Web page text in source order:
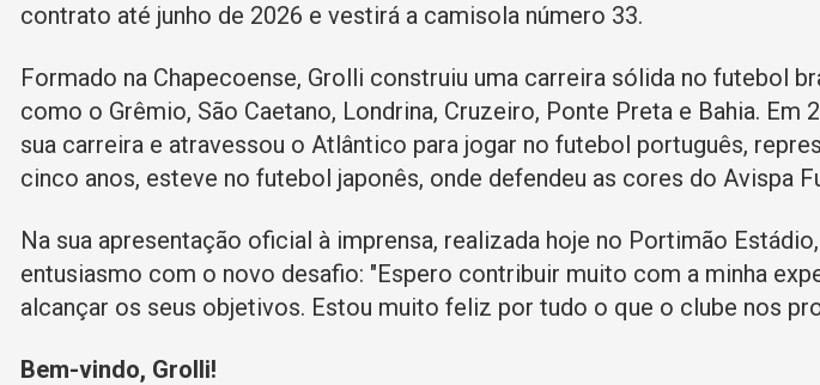
contrato até junho de 2026 e vestirá a camisola número 33.
Formado na Chapecoense, Grolli construiu uma carreira sólida no futebol
como o Grêmio, São Caetano, Londrina, Cruzeiro, Ponte Preta e Bahia. Em
sua carreira e atravessou o Atlântico para jogar no futebol português,
cinco anos, esteve no futebol japonês, onde defendeu as cores do Avispa
Na sua apresentação oficial à imprensa, realizada hoje no Portimão
entusiasmo com o novo desafio: "Espero contribuir muito com a minha
alcançar os seus objetivos. Estou muito feliz por tudo o que o clube nos
Bem-vindo, Grolli!